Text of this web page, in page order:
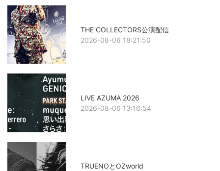
THE COLLECTORS公演配信
2026-08-06 18:21:50
LIVE AZUMA 2026
2026-08-06 13:16:54
TRUENOとOZworld